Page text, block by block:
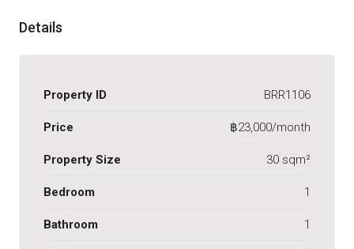
Details
Property ID BRR1106
Price ฿23,000/month
Property Size 30 sqm²
Bedroom 1
Bathroom 1